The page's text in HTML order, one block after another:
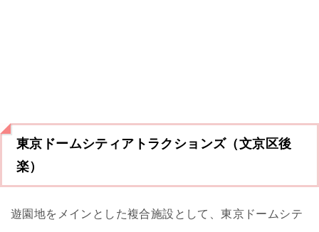
東京ドームシティアトラクションズ（文京区後
楽）
遊園地をメインとした複合施設として、東京ドームシテ